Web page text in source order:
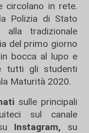
circolano in rete.
Polizia di Stato
tradizionale
del primo giorno
bocca al lupo e
tutti gli studenti
Maturità 2020.
sulle principali
sul canale
Instagram, su